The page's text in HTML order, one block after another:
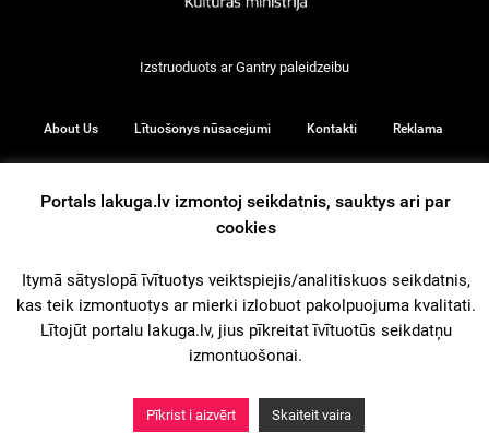
Izstruoduots arGantry paleidzeibu
About Us Lītuošonys nūsacejumi Kontakti Reklama
© 2026
iz augšu
Portals lakuga.lv izmontoj seikdatnis, sauktys ari par
cookies
Itymā sātyslopā īvītuotys veiktspiejis/analitiskuos seikdatnis,
kas teik izmontuotys ar mierki izlobuot pakolpuojuma kvalitati.
Lītojūt portalu lakuga.lv, jius pīkreitat īvītuotūs seikdatņu
izmontuošonai.
Pīkrist i aizvērt Skaiteit vaira